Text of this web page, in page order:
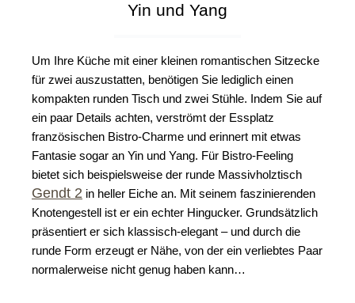
Yin und Yang
Um Ihre Küche mit einer kleinen romantischen Sitzecke
für zwei auszustatten, benötigen Sie lediglich einen
kompakten runden Tisch und zwei Stühle. Indem Sie auf
ein paar Details achten, verströmt der Essplatz
französischen Bistro-Charme und erinnert mit etwas
Fantasie sogar an Yin und Yang. Für Bistro-Feeling
Gendt 2 in heller Eiche an. Mit seinem faszinierenden
Knotengestell ist er ein echter Hingucker. Grundsätzlich
präsentiert er sich klassisch-elegant – und durch die
runde Form erzeugt er Nähe, von der ein verliebtes Paar
normalerweise nicht genug haben kann…